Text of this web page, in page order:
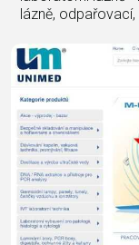
lázně,